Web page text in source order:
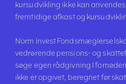
kursudvikling ikke kan
fremtidige afkast og
Norm Invest
vedrørende pensions- og
søge egen rådgivning I
ikke er opgivet, beregnet før